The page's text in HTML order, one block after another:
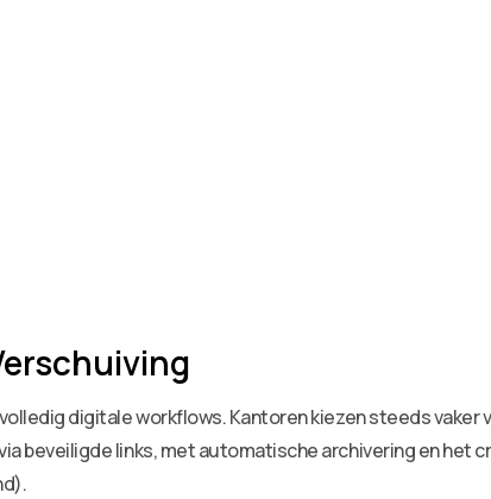
digitale workflows. Kantoren kiezen steeds vaker
beveiligde links, met automatische archivering en het